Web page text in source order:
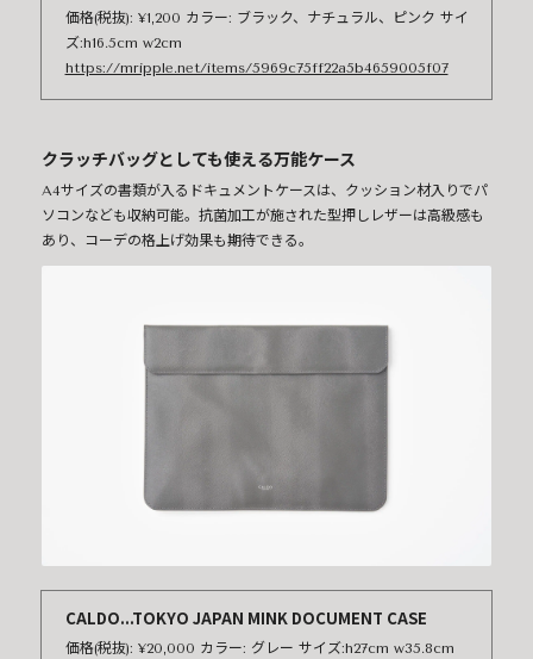
価格(税抜): ¥1,200 カラー: ブラック、ナチュラル、ピンク サイ
ズ:h16.5cm w2cm
https://mripple.net/items/5969c75ff22a5b4659005f07
クラッチバッグとしても使える万能ケース
A4サイズの書類が入るドキュメントケースは、クッション材入りでパ
ソコンなども収納可能。抗菌加工が施された型押しレザーは高級感も
あり、コーデの格上げ効果も期待できる。
CALDO...TOKYO JAPAN MINK DOCUMENT CASE
価格(税抜): ¥20,000 カラー: グレー サイズ:h27cm w35.8cm